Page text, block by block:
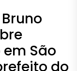
São
do